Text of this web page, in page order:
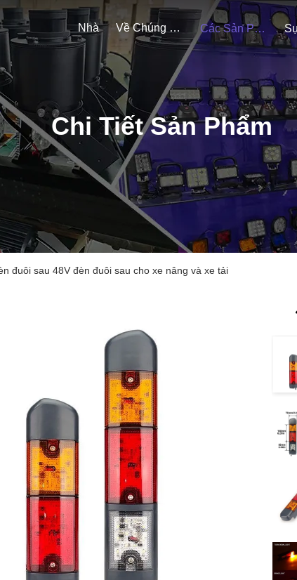
Nhà Về Chúng Tôi Các Sản Phẩm
Chi Tiết Sản Phẩm
đuôi sau 48V đèn đuôi sau cho xe nâng và xe tải